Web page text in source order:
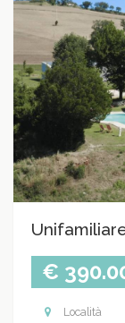
€
Località